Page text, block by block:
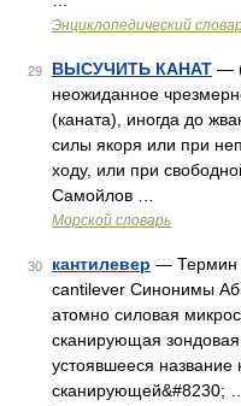
Энциклопедический
29 ВЫСУЧИТЬ КАНАТ —
неожиданное
(каната), иногда до
силы якоря или при
ходу, или при
Самойлов …
Морской словарь
30 кантилевер — Термин
cantilever Синонимы
атомно силовая
сканирующая
устоявшееся
сканирующей&#8230; …